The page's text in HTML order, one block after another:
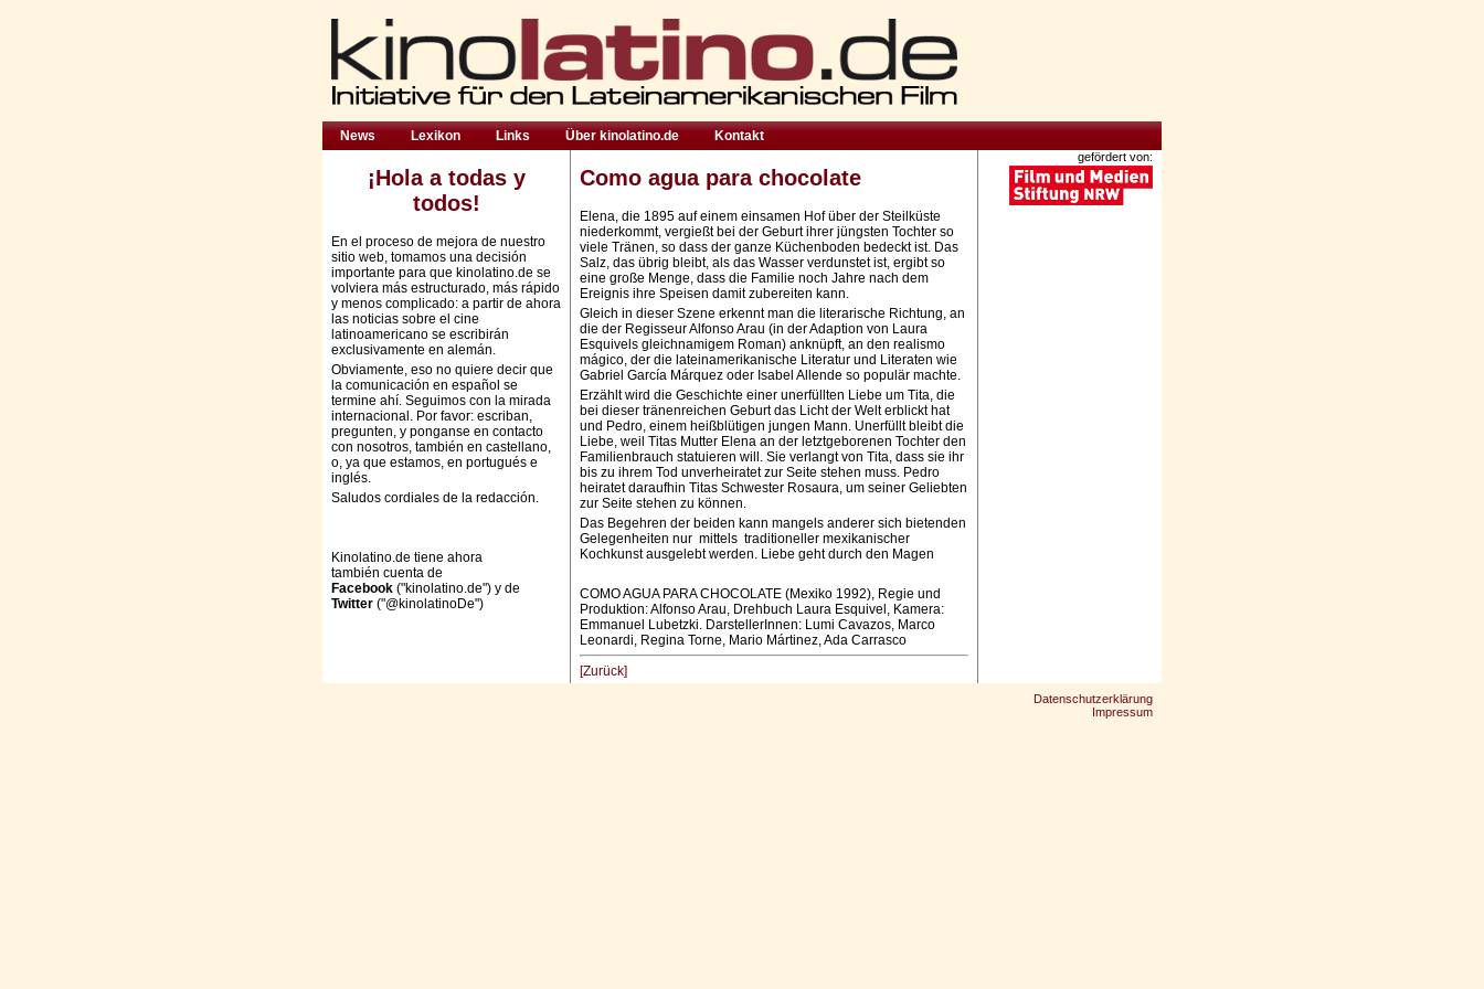
News Lexikon Links Über kinolatino.de Kontakt
¡Hola a todas y
todos!
En el proceso de mejora de nuestro
sitio web, tomamos una decisión
importante para que kinolatino.de se
volviera más estructurado, más rápido
y menos complicado: a partir de ahora
las noticias sobre el cine
latinoamericano se escribirán
exclusivamente en alemán.
Obviamente, eso no quiere decir que
la comunicación en español se
termine ahí. Seguimos con la mirada
internacional. Por favor: escriban,
pregunten, y ponganse en contacto
con nosotros, también en castellano,
o, ya que estamos, en portugués e
inglés.
Saludos cordiales de la redacción.
Kinolatino.de tiene ahora
también cuenta de
Facebook ("kinolatino.de") y de
Twitter ("@kinolatinoDe")
Como agua para chocolate
Elena, die 1895 auf einem einsamen Hof über der Steilküste
niederkommt, vergießt bei der Geburt ihrer jüngsten Tochter so
viele Tränen, so dass der ganze Küchenboden bedeckt ist. Das
Salz, das übrig bleibt, als das Wasser verdunstet ist, ergibt so
eine große Menge, dass die Familie noch Jahre nach dem
Ereignis ihre Speisen damit zubereiten kann.
Gleich in dieser Szene erkennt man die literarische Richtung, an
die der Regisseur Alfonso Arau (in der Adaption von Laura
Esquivels gleichnamigem Roman) anknüpft, an den realismo
mágico, der die lateinamerikanische Literatur und Literaten wie
Gabriel García Márquez oder Isabel Allende so populär machte.
Erzählt wird die Geschichte einer unerfüllten Liebe um Tita, die
bei dieser tränenreichen Geburt das Licht der Welt erblickt hat
und Pedro, einem heißblütigen jungen Mann. Unerfüllt bleibt die
Liebe, weil Titas Mutter Elena an der letztgeborenen Tochter den
Familienbrauch statuieren will. Sie verlangt von Tita, dass sie ihr
bis zu ihrem Tod unverheiratet zur Seite stehen muss. Pedro
heiratet daraufhin Titas Schwester Rosaura, um seiner Geliebten
zur Seite stehen zu können.
Das Begehren der beiden kann mangels anderer sich bietenden
Gelegenheiten nur mittels traditioneller mexikanischer
Kochkunst ausgelebt werden. Liebe geht durch den Magen
COMO AGUA PARA CHOCOLATE (Mexiko 1992), Regie und
Produktion: Alfonso Arau, Drehbuch Laura Esquivel, Kamera:
Emmanuel Lubetzki. DarstellerInnen: Lumi Cavazos, Marco
Leonardi, Regina Torne, Mario Mártinez, Ada Carrasco
[Zurück]
gefördert von:
Datenschutzerklärung
Impressum